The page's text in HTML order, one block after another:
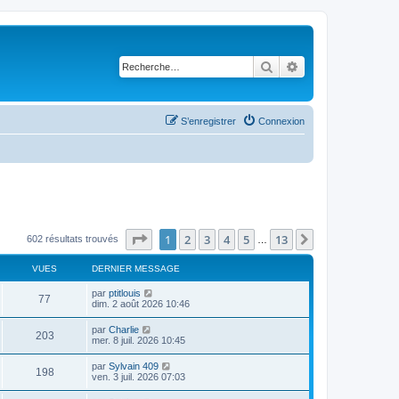
Rechercher
Connexion
S’enregistrer
602 résultats trouvés Page sur13
1 2 3 4 5 13
VUES DERNIER MESSAGE
77
u
s
D
e
i
e
r
m
e
s
par ptitlouis
dim. 2 août 2026 10:46
203V
u
D
e
i
e
r
par Charlie
mer. 8 juil. 2026 10:45
198V
u
D
e
par Sylvain 409
ven. 3 juil. 2026 07:03